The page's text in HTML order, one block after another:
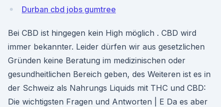
Durban cbd jobs gumtree
Bei CBD ist hingegen kein High möglich . CBD wird
immer bekannter. Leider dürfen wir aus gesetzlichen
Gründen keine Beratung im medizinischen oder
gesundheitlichen Bereich geben, des Weiteren ist es in
der Schweiz als Nahrungs Liquids mit THC und CBD:
Die wichtigsten Fragen und Antworten | E Da es aber